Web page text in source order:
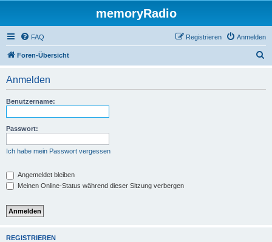
memoryRadio
FAQ Anmelden
Registrieren
Foren-Übersicht
Anmelden
Benutzername:
Passwort:
Ich habe mein Passwort vergessen
Angemeldet bleiben
Meinen Online-Status während dieser Sitzung verbergen
REGISTRIEREN